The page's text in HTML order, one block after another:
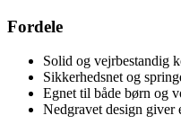
Fordele
Solid og vejrbestandig
Sikkerhedsnet og
Egnet til både børn og
Nedgravet design